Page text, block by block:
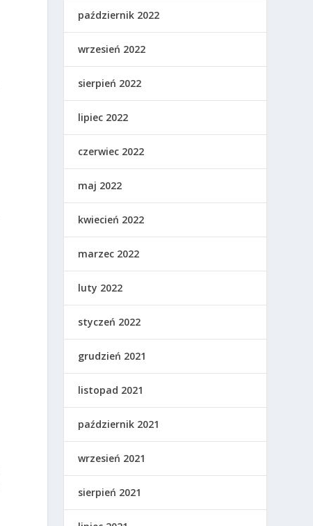
październik 2022
wrzesień 2022
sierpień 2022
lipiec 2022
czerwiec 2022
maj 2022
kwiecień 2022
marzec 2022
luty 2022
styczeń 2022
grudzień 2021
listopad 2021
październik 2021
wrzesień 2021
sierpień 2021